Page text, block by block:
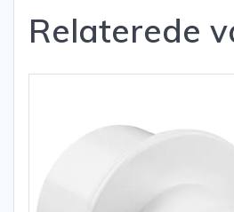
Relaterede